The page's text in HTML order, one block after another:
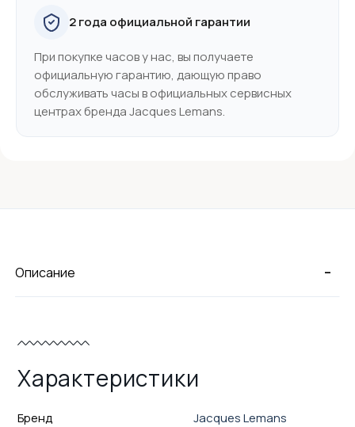
2 года официальной гарантии
При покупке часов у нас, вы получаете
официальную гарантию, дающую право
обслуживать часы в официальных сервисных
центрах бренда Jacques Lemans.
-
Описание
Характеристики
Бренд
Jacques Lemans